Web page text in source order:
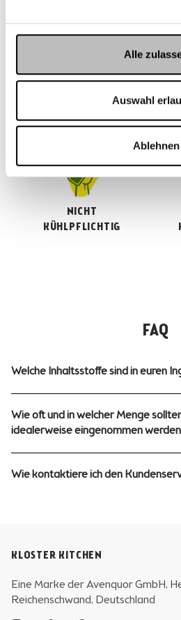
Alle
Auswahl
Ablehnen
NICHT
KÜHLPFLICHTIG
FAQ
Welche Inhaltsstoffe sind in euren
Wie oft und in welcher Menge
idealerweise eingenommen
Wie kontaktiere ich den
KLOSTER KITCHEN
Eine Marke der Avenquor GmbH,
Reichenschwand, Deutschland